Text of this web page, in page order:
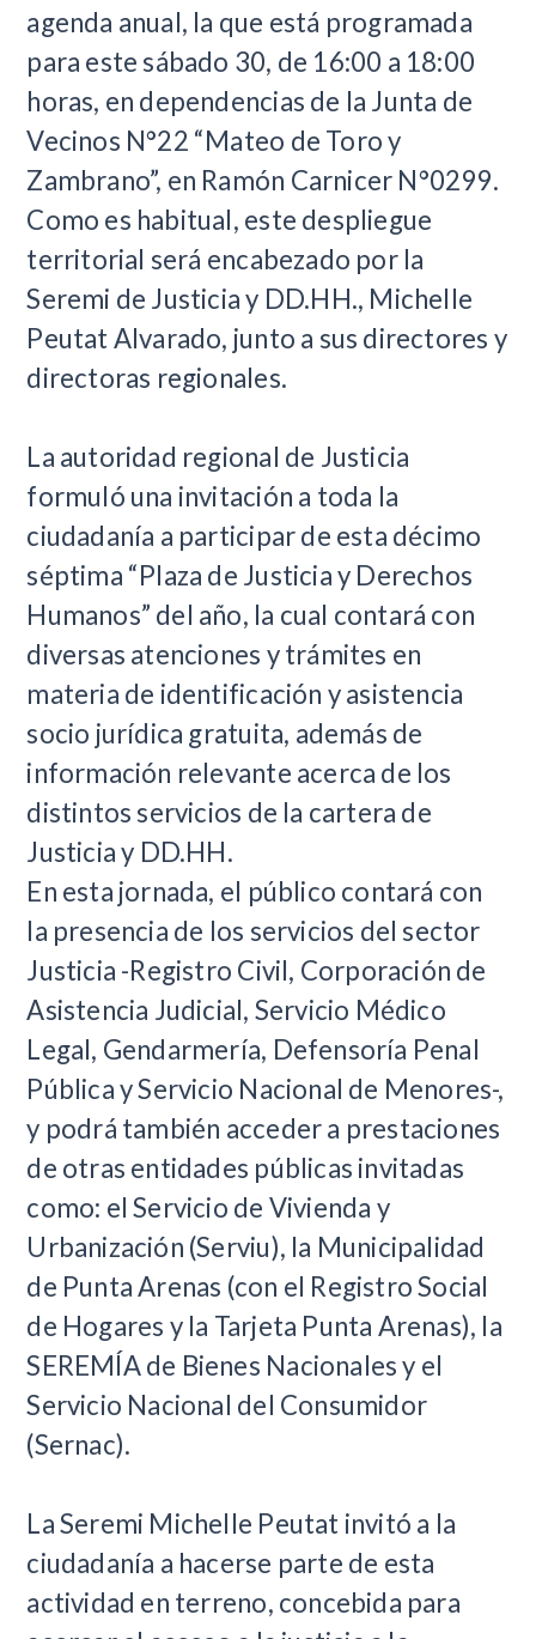
agenda anual, la que está programada
para este sábado 30, de 16:00 a 18:00
horas, en dependencias de la Junta de
Vecinos N°22 “Mateo de Toro y
Zambrano”, en Ramón Carnicer N°0299.
Como es habitual, este despliegue
territorial será encabezado por la
Seremi de Justicia y DD.HH., Michelle
Peutat Alvarado, junto a sus directores y
directoras regionales.
La autoridad regional de Justicia
formuló una invitación a toda la
ciudadanía a participar de esta décimo
séptima “Plaza de Justicia y Derechos
Humanos” del año, la cual contará con
diversas atenciones y trámites en
materia de identificación y asistencia
socio jurídica gratuita, además de
información relevante acerca de los
distintos servicios de la cartera de
Justicia y DD.HH.
En esta jornada, el público contará con
la presencia de los servicios del sector
Justicia -Registro Civil, Corporación de
Asistencia Judicial, Servicio Médico
Legal, Gendarmería, Defensoría Penal
Pública y Servicio Nacional de Menores-,
y podrá también acceder a prestaciones
de otras entidades públicas invitadas
como: el Servicio de Vivienda y
Urbanización (Serviu), la Municipalidad
de Punta Arenas (con el Registro Social
de Hogares y la Tarjeta Punta Arenas), la
SEREMÍA de Bienes Nacionales y el
Servicio Nacional del Consumidor
(Sernac).
La Seremi Michelle Peutat invitó a la
ciudadanía a hacerse parte de esta
actividad en terreno, concebida para